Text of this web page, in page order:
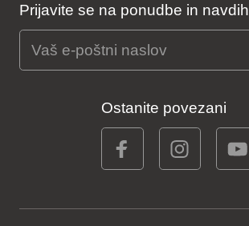
Prijavite se na ponudbe in navdih
Ostanite povezani